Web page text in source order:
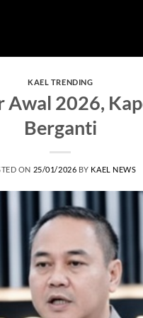
KAEL TRENDING
2026,
Berganti
ON 25/01/2026 BY KAEL NEWS